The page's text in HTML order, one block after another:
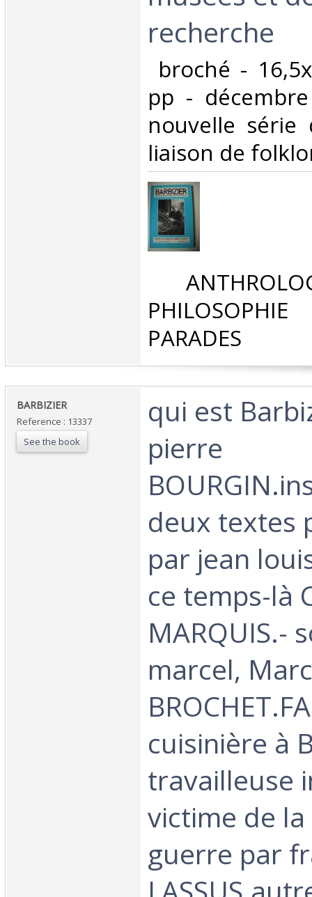
recherche‎
broché -
pp -
nouvelle
liaison de
PHILOSOPHIE
PARADES‎
‎BARBIZIER‎
Reference : 13337
See the book
‎qui est
pierre
deux textes
par jean
ce temps-là
MARQUIS.-
marcel,
cuisinière à
travailleuse
victime de
guerre par